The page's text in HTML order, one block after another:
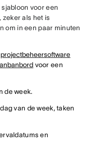
voor een
zeker als het is
om in een paar minuten
projectbeheersoftware
voor een
de week.
van de week, taken
en